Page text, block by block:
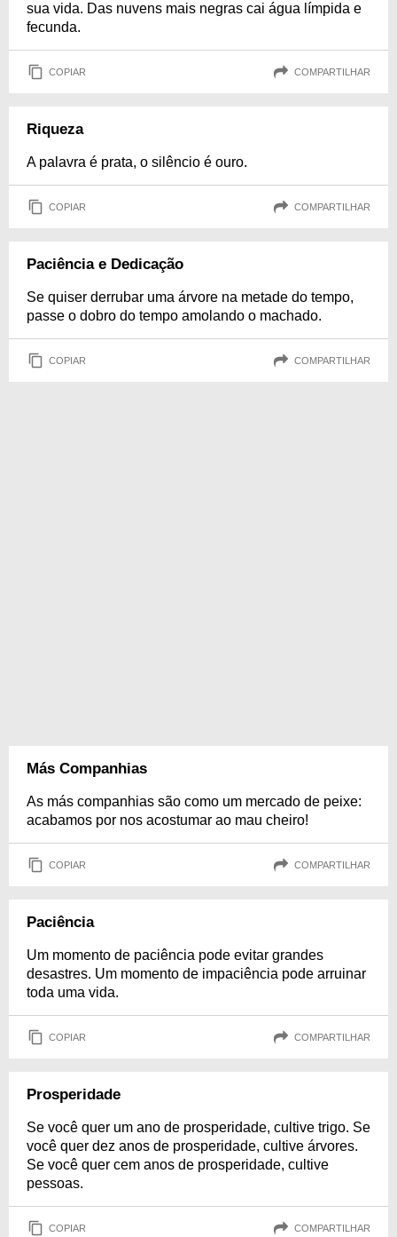
sua vida. Das nuvens mais negras cai água límpida e
fecunda.
COPIAR COMPARTILHAR
Riqueza
A palavra é prata, o silêncio é ouro.
COPIAR COMPARTILHAR
Paciência e Dedicação
Se quiser derrubar uma árvore na metade do tempo,
passe o dobro do tempo amolando o machado.
COPIAR COMPARTILHAR
Más Companhias
As más companhias são como um mercado de peixe:
acabamos por nos acostumar ao mau cheiro!
COPIAR COMPARTILHAR
Paciência
Um momento de paciência pode evitar grandes
desastres. Um momento de impaciência pode arruinar
toda uma vida.
COPIAR COMPARTILHAR
Prosperidade
Se você quer um ano de prosperidade, cultive trigo. Se
você quer dez anos de prosperidade, cultive árvores.
Se você quer cem anos de prosperidade, cultive
pessoas.
COPIAR COMPARTILHAR